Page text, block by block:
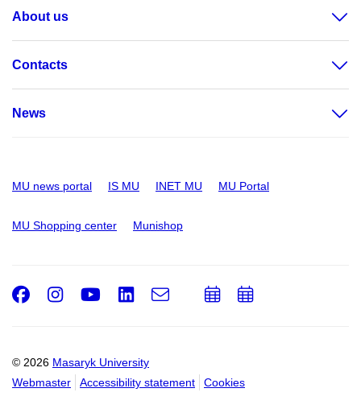
About us
Contacts
News
MU news portal IS MU INET MU MU Portal
MU Shopping center Munishop
© 2026 Masaryk University
Webmaster
Accessibility statement Cookies
Facebook
Instagram
Youtube
LinkedIn
e-
AddAdd